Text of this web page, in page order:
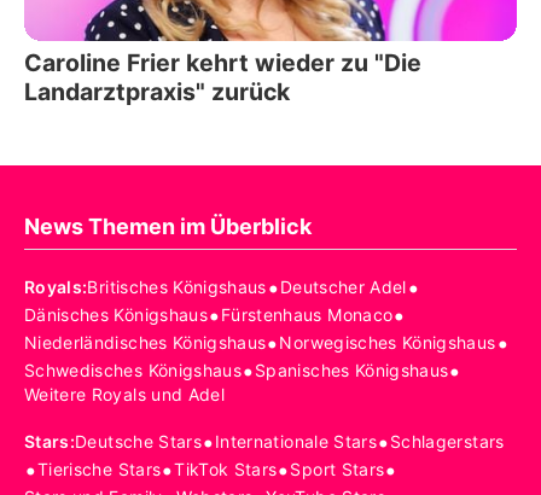
Caroline Frier kehrt wieder zu "Die
Landarztpraxis" zurück
News Themen im Überblick
Royals:Britisches Königshaus•Deutscher Adel•
Dänisches Königshaus•Fürstenhaus Monaco•
Niederländisches Königshaus•Norwegisches Königshaus•
Schwedisches Königshaus•Spanisches Königshaus•
Weitere Royals und Adel
Stars:Deutsche Stars•Internationale Stars•Schlagerstars
•Tierische Stars•TikTok Stars•Sport Stars•